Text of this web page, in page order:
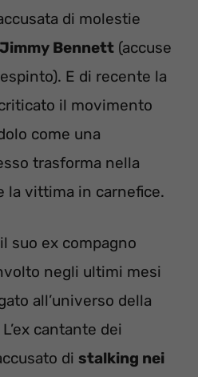
di molestie
Jimmy Bennett (accuse
E di recente la
il movimento
come una
trasforma nella
la vittima in carnefice.
suo ex compagno
negli ultimi mesi
all’universo della
cantante dei
di stalking nei